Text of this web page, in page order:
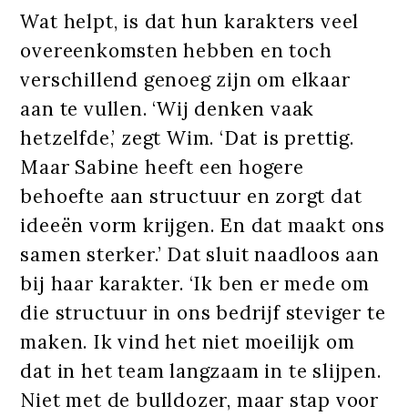
Wat helpt, is dat hun karakters veel
overeenkomsten hebben en toch
verschillend genoeg zijn om elkaar
aan te vullen. ‘Wij denken vaak
hetzelfde,’ zegt Wim. ‘Dat is prettig.
Maar Sabine heeft een hogere
behoefte aan structuur en zorgt dat
ideeën vorm krijgen. En dat maakt ons
samen sterker.’ Dat sluit naadloos aan
bij haar karakter. ‘Ik ben er mede om
die structuur in ons bedrijf steviger te
maken. Ik vind het niet moeilijk om
dat in het team langzaam in te slijpen.
Niet met de bulldozer, maar stap voor